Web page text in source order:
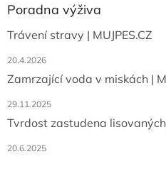
Poradna výživa
Trávení stravy | MUJPES.CZ
20.4.2026
Zamrzající voda v miskách |
29.11.2025
Tvrdost zastudena lisovaných
20.6.2025